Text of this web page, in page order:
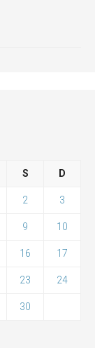
S D
2 3
9 10
16 17
23 24
30